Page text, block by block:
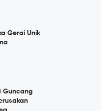
Gerai Unik
Guncang